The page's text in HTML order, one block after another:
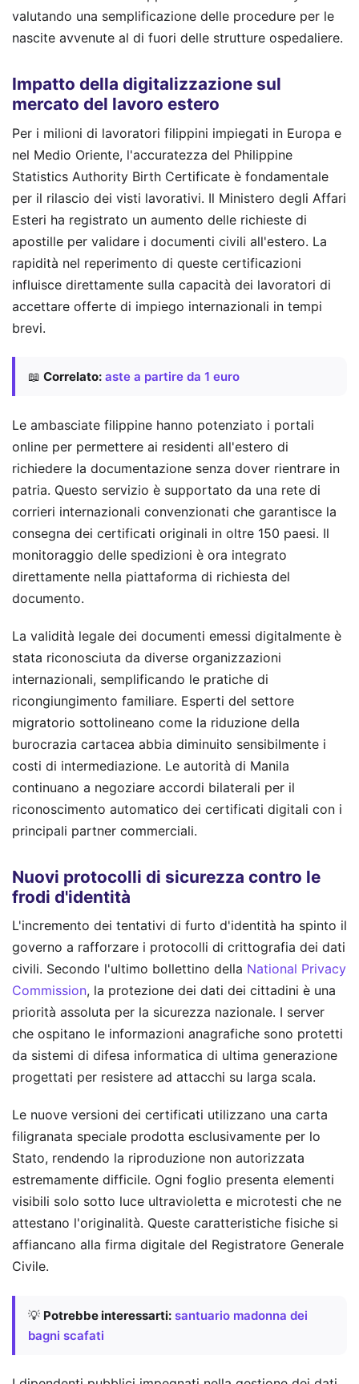
valutando una semplificazione delle procedure per le
nascite avvenute al di fuori delle strutture ospedaliere.
Impatto della digitalizzazione sul
mercato del lavoro estero
Per i milioni di lavoratori filippini impiegati in Europa e
nel Medio Oriente, l'accuratezza del Philippine
Statistics Authority Birth Certificate è fondamentale
per il rilascio dei visti lavorativi. Il Ministero degli Affari
Esteri ha registrato un aumento delle richieste di
apostille per validare i documenti civili all'estero. La
rapidità nel reperimento di queste certificazioni
influisce direttamente sulla capacità dei lavoratori di
accettare offerte di impiego internazionali in tempi
brevi.
📖 Correlato: aste a partire da 1 euro
Le ambasciate filippine hanno potenziato i portali
online per permettere ai residenti all'estero di
richiedere la documentazione senza dover rientrare in
patria. Questo servizio è supportato da una rete di
corrieri internazionali convenzionati che garantisce la
consegna dei certificati originali in oltre 150 paesi. Il
monitoraggio delle spedizioni è ora integrato
direttamente nella piattaforma di richiesta del
documento.
La validità legale dei documenti emessi digitalmente è
stata riconosciuta da diverse organizzazioni
internazionali, semplificando le pratiche di
ricongiungimento familiare. Esperti del settore
migratorio sottolineano come la riduzione della
burocrazia cartacea abbia diminuito sensibilmente i
costi di intermediazione. Le autorità di Manila
continuano a negoziare accordi bilaterali per il
riconoscimento automatico dei certificati digitali con i
principali partner commerciali.
Nuovi protocolli di sicurezza contro le
frodi d'identità
L'incremento dei tentativi di furto d'identità ha spinto il
governo a rafforzare i protocolli di crittografia dei dati
civili. Secondo l'ultimo bollettino della National Privacy
Commission, la protezione dei dati dei cittadini è una
priorità assoluta per la sicurezza nazionale. I server
che ospitano le informazioni anagrafiche sono protetti
da sistemi di difesa informatica di ultima generazione
progettati per resistere ad attacchi su larga scala.
Le nuove versioni dei certificati utilizzano una carta
filigranata speciale prodotta esclusivamente per lo
Stato, rendendo la riproduzione non autorizzata
estremamente difficile. Ogni foglio presenta elementi
visibili solo sotto luce ultravioletta e microtesti che ne
attestano l'originalità. Queste caratteristiche fisiche si
affiancano alla firma digitale del Registratore Generale
Civile.
💡 Potrebbe interessarti: santuario madonna dei
bagni scafati